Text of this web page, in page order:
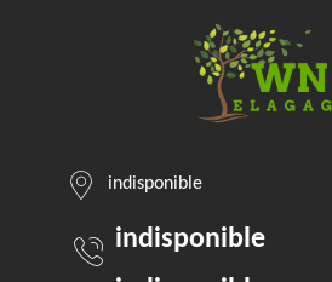
indisponible
indisponible